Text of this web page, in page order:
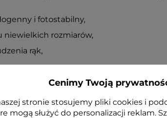
i fotostabilny,
niewielkich rozmiarów,
rąk,
komfortowe stosowanie na powietrzu
rolowania na skórze.
Cenimy Twoją
stronie stosujemy pliki cookies i
mogą służyć do personalizacji reklam.